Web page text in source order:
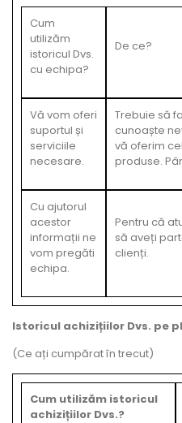
Cum
utilizăm
istoricul Dvs.
cu echipa?
De ce?
Vă vom oferi
suportul și
serviciile
necesare.
Trebuie să
cunoaște
vă oferim
produse.
Cu ajutorul
acestor
informații ne
vom pregăti
echipa.
Pentru că
să aveți
clienți.
Istoricul achizițiilor Dvs. pe
(Ce ați cumpărat în trecut)
Cum utilizăm istoricul
achizițiilor Dvs.?